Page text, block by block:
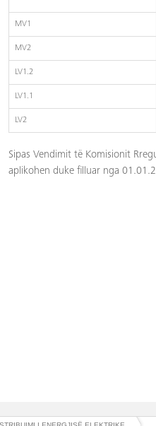
MV1
MV2
LV1.2
LV1.1
LV2
Sipas Vendimit të Komisionit
aplikohen duke filluar nga